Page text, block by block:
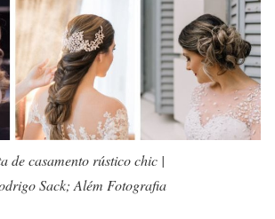
de casamento rústico chic |
Sack; Além Fotografia